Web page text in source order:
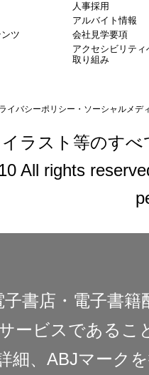
ツ
人事採用
アルバイト情報
会社見学要項
アクセシビリティ
取り組み
イバシーポリシー・ソーシャルメデ
ラスト等のす
All rights
書店・電子書
ービスであるこ
細、ABJマーク